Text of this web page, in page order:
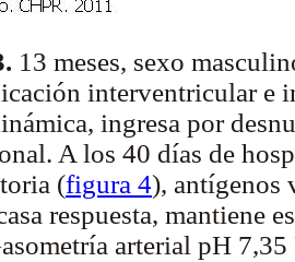
13 meses, sexo
interventricular e
ingresa por
A los 40 días de
(figura 4), antígenos
respuesta, mantiene
arterial pH 7,35